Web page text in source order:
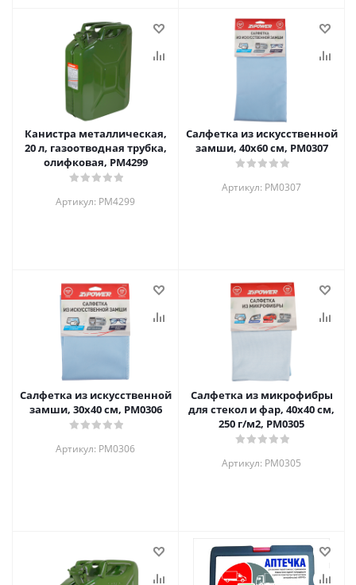
Канистра металлическая,
20 л, газоотводная трубка,
олифковая, PM4299
Артикул: PM4299
Салфетка из искусственной
замши, 40x60 см, PM0307
Артикул: PM0307
Салфетка из искусственной
замши, 30х40 см, PM0306
Артикул: PM0306
Салфетка из микрофибры
для стекол и фар, 40х40 см,
250 г/м2, PM0305
Артикул: PM0305